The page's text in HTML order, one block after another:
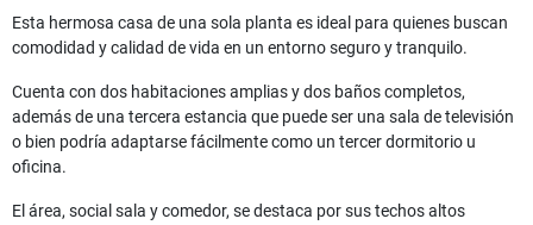
Esta hermosa casa de una sola planta es ideal para quienes buscan
comodidad y calidad de vida en un entorno seguro y tranquilo.
Cuenta con dos habitaciones amplias y dos baños completos,
además de una tercera estancia que puede ser una sala de televisión
o bien podría adaptarse fácilmente como un tercer dormitorio u
oficina.
El área, social sala y comedor, se destaca por sus techos altos